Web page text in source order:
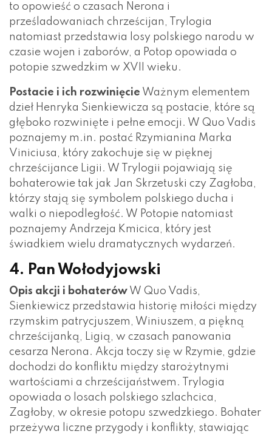
to opowieść o czasach Nerona i
prześladowaniach chrześcijan, Trylogia
natomiast przedstawia losy polskiego narodu w
czasie wojen i zaborów, a Potop opowiada o
potopie szwedzkim w XVII wieku.
Postacie i ich rozwinięcie Ważnym elementem
dzieł Henryka Sienkiewicza są postacie, które są
głęboko rozwinięte i pełne emocji. W Quo Vadis
poznajemy m.in. postać Rzymianina Marka
Viniciusa, który zakochuje się w pięknej
chrześcijance Ligii. W Trylogii pojawiają się
bohaterowie tak jak Jan Skrzetuski czy Zagłoba,
którzy stają się symbolem polskiego ducha i
walki o niepodległość. W Potopie natomiast
poznajemy Andrzeja Kmicica, który jest
świadkiem wielu dramatycznych wydarzeń.
4. Pan Wołodyjowski
Opis akcji i bohaterów W Quo Vadis,
Sienkiewicz przedstawia historię miłości między
rzymskim patrycjuszem, Winiuszem, a piękną
chrześcijanką, Ligią, w czasach panowania
cesarza Nerona. Akcja toczy się w Rzymie, gdzie
dochodzi do konfliktu między starożytnymi
wartościami a chrześcijaństwem. Trylogia
opowiada o losach polskiego szlachcica,
Zagłoby, w okresie potopu szwedzkiego. Bohater
przeżywa liczne przygody i konflikty, stawiając